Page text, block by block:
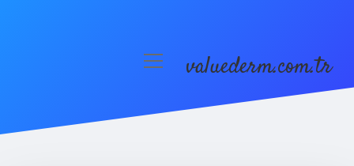
menüyüvaluederm.com.tr